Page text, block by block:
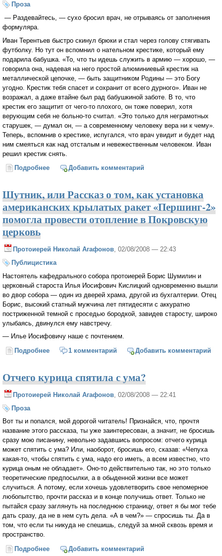
Проза
— Раздевайтесь, — сухо бросил врач, не отрываясь от заполнения
формуляра.
Иван Терентьев быстро скинул брюки и стал через голову стягивать
футболку. Но тут он вспомнил о нательном крестике, который ему
подарила бабушка. «То, что ты идешь служить в армию — хорошо, —
говорила она, надевая на него простой алюминиевый крестик на
металлической цепочке, — быть защитником Родины — это Богу
угодно. Крестик тебя спасет и сохранит от всего дурного». Иван не
возражал, а даже втайне был рад бабушкиной заботе. В то, что
крестик его защитит от чего-то плохого, он тоже поверил, хотя
верующим себя не больно-то считал. «Это только для неграмотных
старушек, — думал он, — а современному человеку вера ни к чему».
Теперь, вспомнив о крестике, испугался, что врач увидит и будет над
ним смеяться как над отсталым и невежественным человеком. Иван
решил крестик снять.
Подробнее о Нательный крестик
Добавить комментарий
Шутник, или Рассказ о том, как установка
американских крылатых ракет «Першинг-2»
помогла провести отопление в Покровскую
церковь
Протоиерей Николай Агафонов, 02/08/2008 — 22:43
Публицистика
Настоятель кафедрального собора протоиерей Борис Шумилин и
церковный староста Илья Иосифович Кислицкий одновременно вышли
во двор собора — один из дверей храма, другой из бухгалтерии. Отец
Борис, высокий статный мужчина лет пятидесяти с аккуратно
постриженной темной с проседью бородкой, завидев старосту, широко
улыбаясь, двинулся ему навстречу.
— Илье Иосифовичу наше с почтением.
Подробнее о Шутник, или Рассказ о том, как установка
1 комментарий Добавить комментарий
Отчего курица спятила с ума?
Протоиерей Николай Агафонов , 02/08/2008 — 22:41
Проза
Вот ты и попался, мой дорогой читатель! Признайся, что, прочтя
название этого рассказа, ты уже заинтересован, а значит, не бросишь
сразу мою писанину, невольно задавшись вопросом: отчего курица
может спятить с ума? Или, наоборот, бросишь его, сказав: «Чепуха
какая-то, чтобы спятить с ума, надо его иметь, а всем известно, что
курица оным не обладает». Оно-то действительно так, но это только
теоретические предпосылки, а в обыденной жизни все может
случиться. А потому, если хочешь удовлетворить свое непомерное
любопытство, прочти рассказ и в конце получишь ответ. Только не
пытайся сразу заглянуть на последнюю страницу, ответ я бы мог тебе
дать сразу, да не в нем суть дела. «А в чем?» — спросишь ты. Да в
том, что если ты никуда не спешишь, следуй за мной сквозь время и
пространство.
Подробнее о Отчего курица спятила с ума?
Добавить комментарий